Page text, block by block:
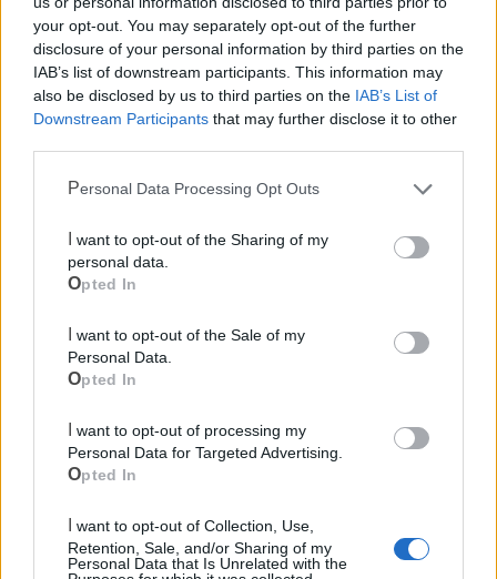
your opt-out. You may separately opt-out of the further
disclosure of your personal information by third parties on the
IAB’s list of downstream participants. This information may
also be disclosed by us to third parties on the IAB’s List of
Downstream Participants that may further disclose it to other
Personal Data Processing Opt Outs
personal data.
Opted In
Personal Data.
Opted In
Personal Data for Targeted Advertising.
Opted In
Retention, Sale, and/or Sharing of my
Personal Data that Is Unrelated with the
Ufficio Postale
Guardia Medica
Polizia Locale
Pubblica illuminazione
LE INFO UTILI DI CASTELLANETA